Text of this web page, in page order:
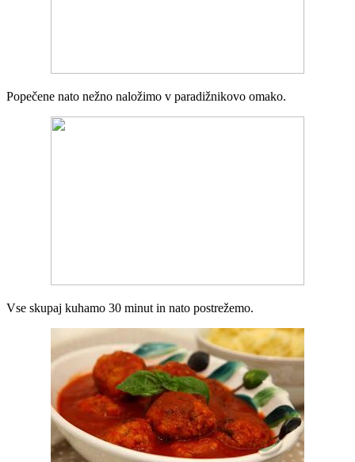
Popečene nato nežno naložimo v paradižnikovo omako.
Vse skupaj kuhamo 30 minut in nato postrežemo.